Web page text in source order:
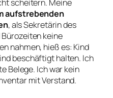
scheitern. Meine
aufstrebenden
, als Sekretärin des
keine
nahmen, hieß es: Kind
beschäftigt halten. Ich
Belege. Ich war kein
mit Verstand.